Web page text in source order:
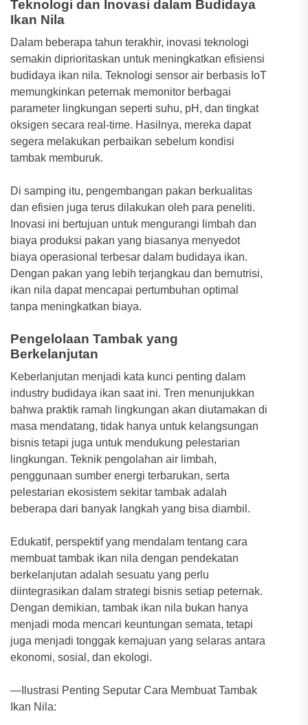
Teknologi dan Inovasi dalam Budidaya
Ikan Nila
Dalam beberapa tahun terakhir, inovasi teknologi
semakin diprioritaskan untuk meningkatkan efisiensi
budidaya ikan nila. Teknologi sensor air berbasis IoT
memungkinkan peternak memonitor berbagai
parameter lingkungan seperti suhu, pH, dan tingkat
oksigen secara real-time. Hasilnya, mereka dapat
segera melakukan perbaikan sebelum kondisi
tambak memburuk.
Di samping itu, pengembangan pakan berkualitas
dan efisien juga terus dilakukan oleh para peneliti.
Inovasi ini bertujuan untuk mengurangi limbah dan
biaya produksi pakan yang biasanya menyedot
biaya operasional terbesar dalam budidaya ikan.
Dengan pakan yang lebih terjangkau dan bernutrisi,
ikan nila dapat mencapai pertumbuhan optimal
tanpa meningkatkan biaya.
Pengelolaan Tambak yang
Berkelanjutan
Keberlanjutan menjadi kata kunci penting dalam
industry budidaya ikan saat ini. Tren menunjukkan
bahwa praktik ramah lingkungan akan diutamakan di
masa mendatang, tidak hanya untuk kelangsungan
bisnis tetapi juga untuk mendukung pelestarian
lingkungan. Teknik pengolahan air limbah,
penggunaan sumber energi terbarukan, serta
pelestarian ekosistem sekitar tambak adalah
beberapa dari banyak langkah yang bisa diambil.
Edukatif, perspektif yang mendalam tentang cara
membuat tambak ikan nila dengan pendekatan
berkelanjutan adalah sesuatu yang perlu
diintegrasikan dalam strategi bisnis setiap peternak.
Dengan demikian, tambak ikan nila bukan hanya
menjadi moda mencari keuntungan semata, tetapi
juga menjadi tonggak kemajuan yang selaras antara
ekonomi, sosial, dan ekologi.
—Ilustrasi Penting Seputar Cara Membuat Tambak
Ikan Nila: